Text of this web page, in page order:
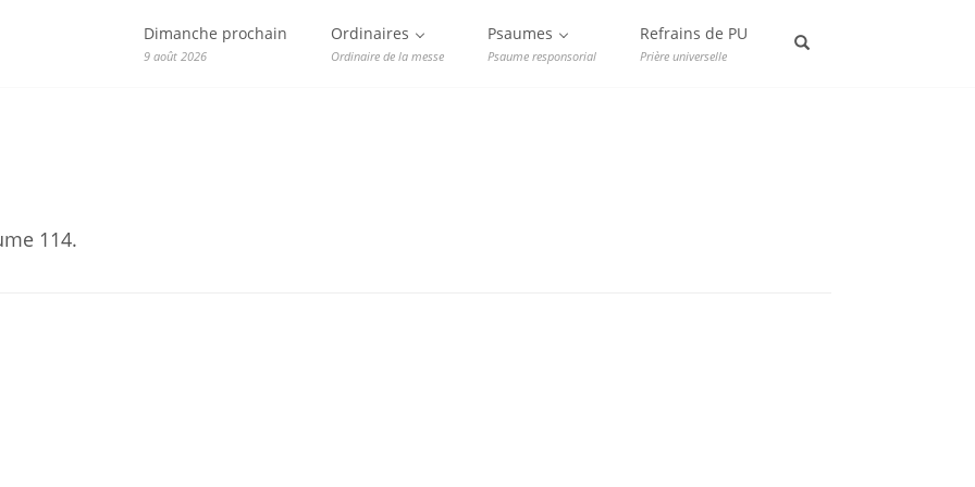
Dimanche prochain
9 août 2026
Ordinaires
Ordinaire de la messe
Psaumes
Psaume responsorial
Refrains de PU
Prière universelle
114.